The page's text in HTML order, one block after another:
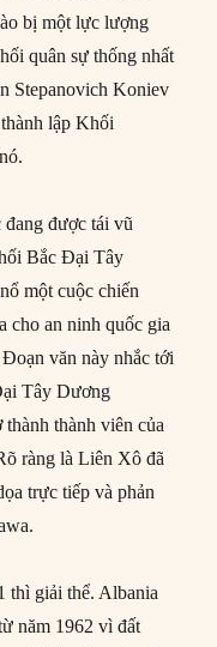
bị một lực lượng
quân sự thống nhất
Stepanovich Koniev
lập Khối
được tái vũ
Bắc Đại Tây
một cuộc chiến
cho an ninh quốc gia
văn này nhắc tới
Tây Dương
thành viên của
ràng là Liên Xô đã
trực tiếp và phản
thì giải thể. Albania
năm 1962 vì đất